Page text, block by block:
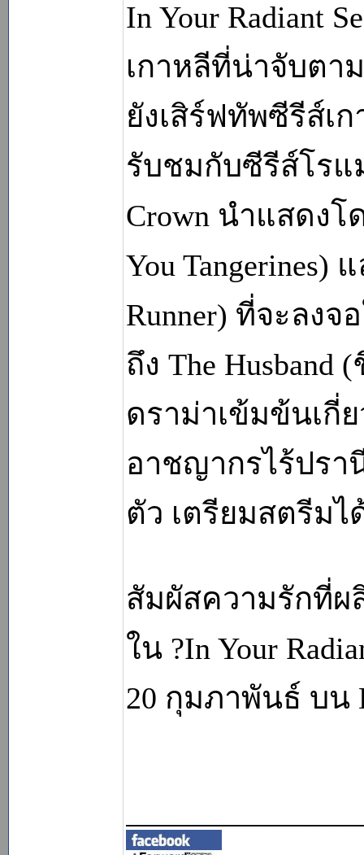
In Your Radiant
เกาหลีที่น่าจับตา
ยังเสิร์ฟทัพซีรีส์เ
รับชมกับซีรีส์โรแ
Crown นำแสดงโ
You
Runner) ที่จะลง
ถึง The
ดราม่าเข้มข้นเกี่
อาชญากรไร้ปรา
ตัว เตรียมสตรีม
สัมผัสความรักที่ผ
ใน ?In Your
20 กุมภาพันธ์ บน